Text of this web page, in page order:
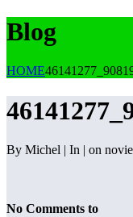
Blog
HOME
By Michel | In | on
No Comments to